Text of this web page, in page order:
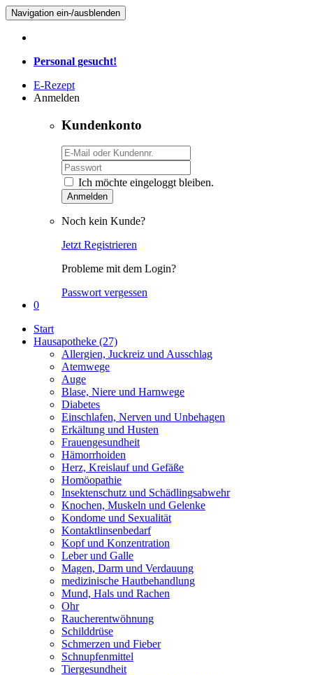
Navigation ein-/ausblenden
Personal gesucht!
E-Rezept
Anmelden
Kundenkonto
Ich möchte eingeloggt bleiben.
Anmelden
Noch kein Kunde?
Jetzt Registrieren
Probleme mit dem Login?
Passwort vergessen
0
Start
Hausapotheke (27)
Allergien, Juckreiz und Ausschlag
Atemwege
Auge
Blase, Niere und Harnwege
Diabetes
Einschlafen, Nerven und Unbehagen
Erkältung und Husten
Frauengesundheit
Hämorrhoiden
Herz, Kreislauf und Gefäße
Homöopathie
Insektenschutz und Schädlingsabwehr
Knochen, Muskeln und Gelenke
Kondome und Sexualität
Kontaktlinsenbedarf
Kopf und Konzentration
Leber und Galle
Magen, Darm und Verdauung
medizinische Hautbehandlung
Mund, Hals und Rachen
Ohr
Raucherentwöhnung
Schilddrüse
Schmerzen und Fieber
Schnupfenmittel
Tiergesundheit